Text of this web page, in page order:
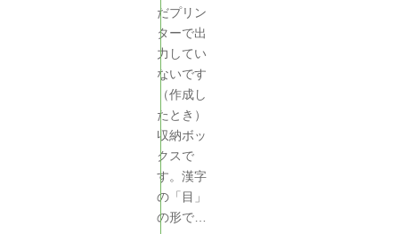
だプリン
ターで出
力してい
ないです
（作成し
たとき）
収納ボッ
クスで
す。漢字
の「目」
の形で…